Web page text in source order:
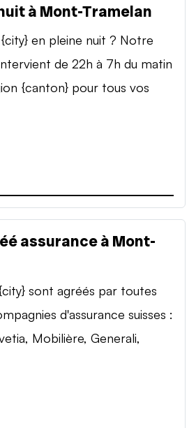
à Mont-Tramelan
en pleine nuit ? Notre
de 22h à 7h du matin
{canton} pour tous vos
assurance à Mont-
sont agréés par toutes
d'assurance suisses :
Mobilière, Generali,